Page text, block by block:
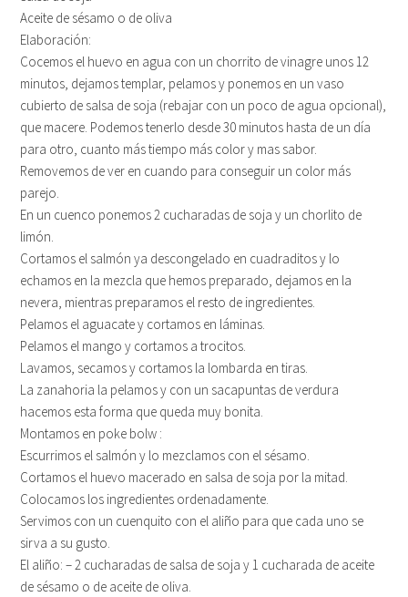
Aceite de sésamo o de oliva
Elaboración:
Cocemos el huevo en agua con un chorrito de vinagre unos 12
minutos, dejamos templar, pelamos y ponemos en un vaso
cubierto de salsa de soja (rebajar con un poco de agua opcional),
que macere. Podemos tenerlo desde 30 minutos hasta de un día
para otro, cuanto más tiempo más color y mas sabor.
Removemos de ver en cuando para conseguir un color más
parejo.
En un cuenco ponemos 2 cucharadas de soja y un chorlito de
limón.
Cortamos el salmón ya descongelado en cuadraditos y lo
echamos en la mezcla que hemos preparado, dejamos en la
nevera, mientras preparamos el resto de ingredientes.
Pelamos el aguacate y cortamos en láminas.
Pelamos el mango y cortamos a trocitos.
Lavamos, secamos y cortamos la lombarda en tiras.
La zanahoria la pelamos y con un sacapuntas de verdura
hacemos esta forma que queda muy bonita.
Montamos en poke bolw :
Escurrimos el salmón y lo mezclamos con el sésamo.
Cortamos el huevo macerado en salsa de soja por la mitad.
Colocamos los ingredientes ordenadamente.
Servimos con un cuenquito con el aliño para que cada uno se
sirva a su gusto.
El aliño: – 2 cucharadas de salsa de soja y 1 cucharada de aceite
de sésamo o de aceite de oliva.